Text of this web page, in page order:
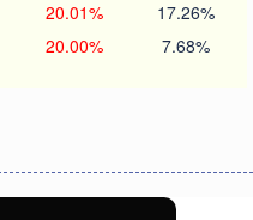
20.01% 17.26%
20.00% 7.68%